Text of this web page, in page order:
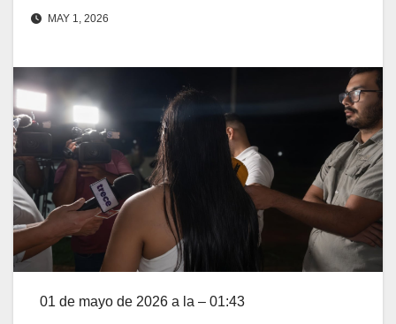
MAY 1, 2026
01 de mayo de 2026 a la – 01:43